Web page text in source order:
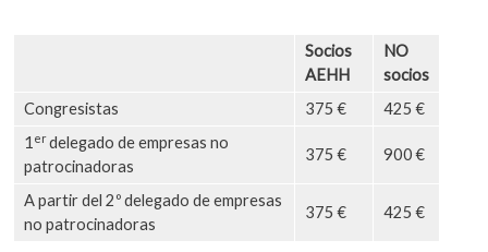
Socios
AEHH
NO
socios
Congresistas
375 €
425 €
1 erdelegado de empresas no
patrocinadoras
375 € 900 €
A partir del 2º delegado de empresas
no patrocinadoras
375 € 425 €